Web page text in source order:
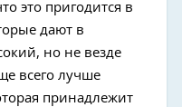
это пригодится в
дают в
но не везде
всего лучше
принадлежит